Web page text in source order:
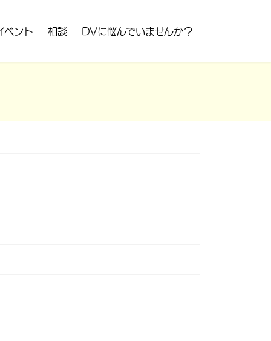
ベント 相談 DVに悩んでいませんか？